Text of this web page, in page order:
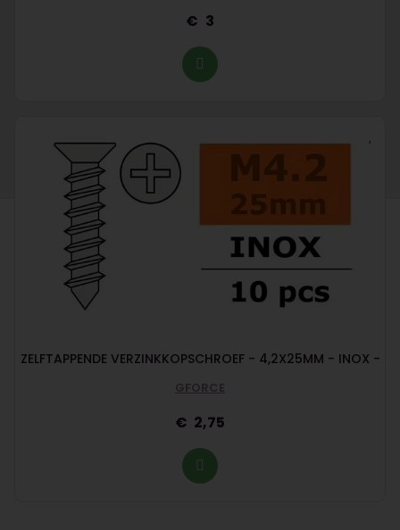
3
ZELFTAPPENDE VERZINKKOPSCHROEF - 4,2X25MM - INOX -
GFORCE
2,75